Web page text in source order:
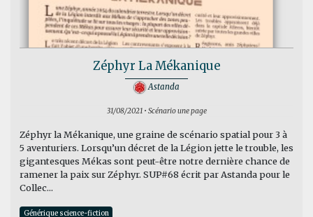
Zéphyr La Mékanique
Astanda
31/08/2021 • Scénario une page
Zéphyr la Mékanique, une graine de scénario spatial pour 3 à
5 aventuriers. Lorsqu’un décret de la Légion jette le trouble, les
gigantesques Mékas sont peut-être notre dernière chance de
ramener la paix sur Zéphyr. SUP#68 écrit par Astanda pour le
Collec...
Générique science-fiction